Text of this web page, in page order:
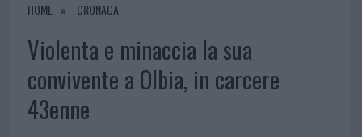
HOME CRONACA
Violenta e minaccia la sua
convivente a Olbia, in carcere
43enne